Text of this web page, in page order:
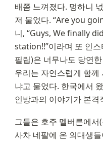
배쯤 느껴졌다. 멍하니
저 물었다. “Are you
니, “Guys, We finally
station!!”이라며 또 인
필립)은 너무나도 당연
우리는 자연스럽게 함
냐고 물었다. 한국에서
인방과의 이야기가 본격
그들은 호주 멜버른에서
사차 네팔에 온 의대생